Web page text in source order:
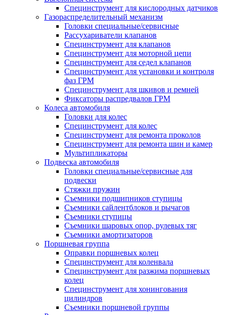
Специнструмент для кислородных датчиков
Газораспределительный механизм
Головки специальные/сервисные
Рассухариватели клапанов
Специнструмент для клапанов
Специнструмент для моторной цепи
Специнструмент для седел клапанов
Специнструмент для установки и контроля
фаз ГРМ
Специнструмент для шкивов и ремней
Фиксаторы распредвалов ГРМ
Колеса автомобиля
Головки для колес
Специнструмент для колес
Специнструмент для ремонта проколов
Специнструмент для ремонта шин и камер
Мультипликаторы
Подвеска автомобиля
Головки специальные/сервисные для
подвески
Стяжки пружин
Съемники подшипников ступицы
Съемники сайлентблоков и рычагов
Съемники ступицы
Съемники шаровых опор, рулевых тяг
Съемники амортизаторов
Поршневая группа
Оправки поршневых колец
Специнструмент для коленвала
Специнструмент для разжима поршневых
колец
Специнструмент для хонингования
цилиндров
Съемники поршневой группы